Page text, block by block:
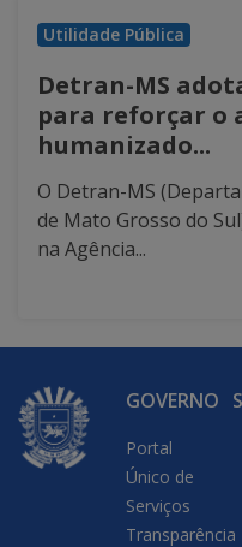
Utilidade Pública
Detran-MS
para reforçar o
humanizado...
O Detran-MS
de Mato Grosso do
na Agência...
GOVERNO
Portal
Único de
Serviços
Transparência